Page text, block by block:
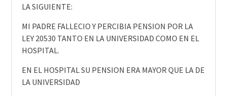
LA SIGUIENTE:
MI PADRE FALLECIO Y PERCIBIA PENSION POR LA
LEY 20530 TANTO EN LA UNIVERSIDAD COMO EN EL
HOSPITAL.
EN EL HOSPITAL SU PENSION ERA MAYOR QUE LA DE
LA UNIVERSIDAD